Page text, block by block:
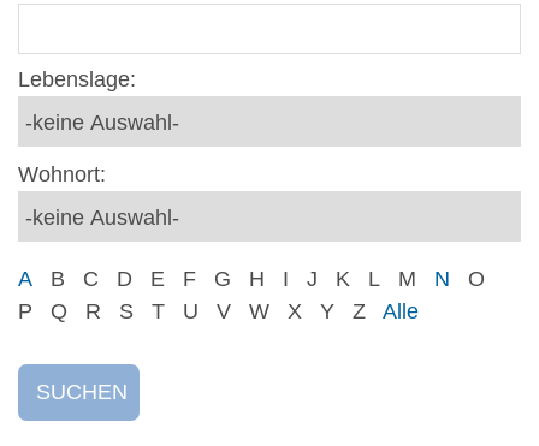
Lebenslage:
Wohnort:
A B C D E F G H I J K L M N
O
P
Q R S T U V W X Y Z Alle
SUCHEN